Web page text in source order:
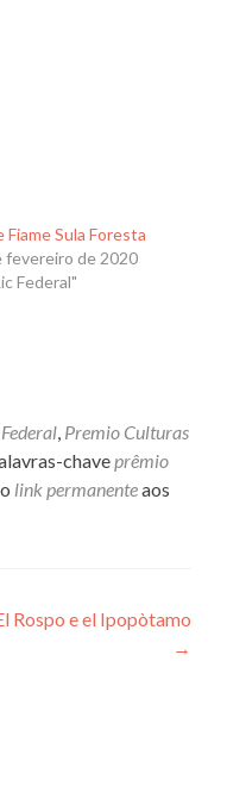
Fiame Sula Foresta
fevereiro de 2020
Federal"
Premio Culturas
chave prêmio
link permanenteaos
Rospo e el Ipopòtamo
→